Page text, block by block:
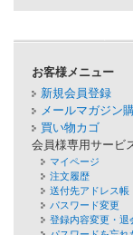
お客様メニュー
新規会員登録
メールマガジン
買い物カゴ
会員様専用サービ
マイページ
注文履歴
送付先アドレス帳
パスワード変更
登録内容変更・退